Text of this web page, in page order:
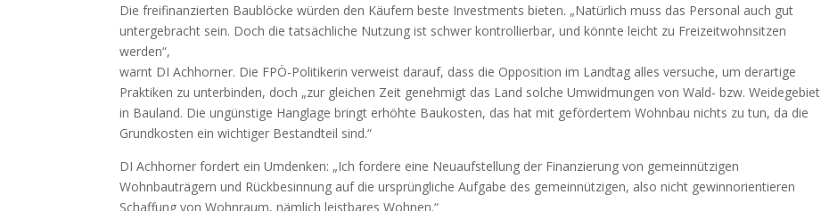
Die freifinanzierten Baublöcke würden den Käufern beste Investments bieten. „Natürlich muss das Personal auch gut
untergebracht sein. Doch die tatsächliche Nutzung ist schwer kontrollierbar, und könnte leicht zu Freizeitwohnsitzen
werden“,
warnt DI Achhorner. Die FPÖ-Politikerin verweist darauf, dass die Opposition im Landtag alles versuche, um derartige
Praktiken zu unterbinden, doch „zur gleichen Zeit genehmigt das Land solche Umwidmungen von Wald- bzw. Weidegebiet
in Bauland. Die ungünstige Hanglage bringt erhöhte Baukosten, das hat mit gefördertem Wohnbau nichts zu tun, da die
Grundkosten ein wichtiger Bestandteil sind.“
DI Achhorner fordert ein Umdenken: „Ich fordere eine Neuaufstellung der Finanzierung von gemeinnützigen
Wohnbauträgern und Rückbesinnung auf die ursprüngliche Aufgabe des gemeinnützigen, also nicht gewinnorientieren
Schaffung von Wohnraum, nämlich leistbares Wohnen.“